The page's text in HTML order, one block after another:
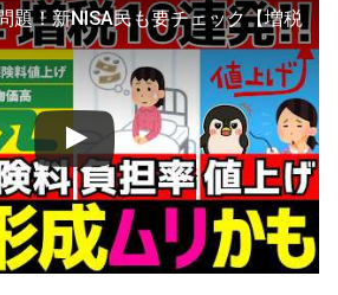
題！新NISA民も要チェック【増税